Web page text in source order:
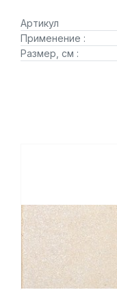
Артикул
Применение :
Размер, см :